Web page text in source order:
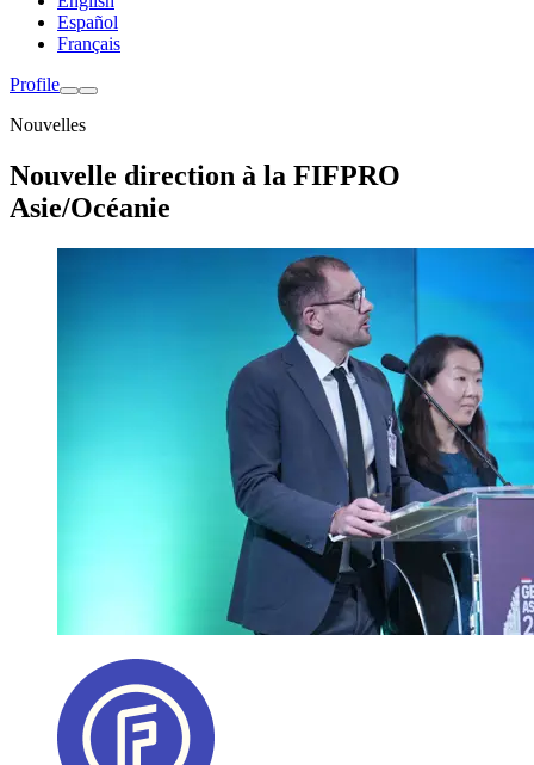
Español
Français
Profile
Nouvelles
Nouvelle direction à la FIFPRO
Asie/Océanie